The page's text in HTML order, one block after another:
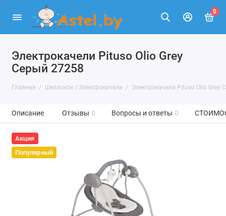
0
Электрокачели Pituso Olio Grey
Серый 27258
Главная Шезлонги / Электрокачели Электрокачели Pituso Olio Grey
Описание Отзывы 0 Вопросы и ответы 0
Акция
Популярный